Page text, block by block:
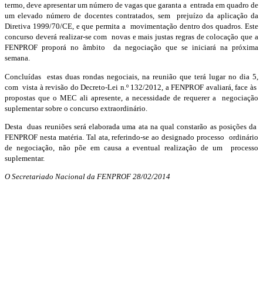
termo, deve apresentar um número de vagas que garanta a entrada em quadro de
um elevado número de docentes contratados, sem prejuízo da aplicação da
Diretiva 1999/70/CE, e que permita a movimentação dentro dos quadros. Este
concurso deverá realizar-se com novas e mais justas regras de colocação que a
FENPROF proporá no âmbito da negociação que se iniciará na próxima
semana.
Concluídas estas duas rondas negociais, na reunião que terá lugar no dia 5,
com vista à revisão do Decreto-Lei n.º 132/2012, a FENPROF avaliará, face às
propostas que o MEC ali apresente, a necessidade de requerer a negociação
suplementar sobre o concurso extraordinário.
Desta duas reuniões será elaborada uma ata na qual constarão as posições da
FENPROF nesta matéria. Tal ata, referindo-se ao designado processo ordinário
de negociação, não põe em causa a eventual realização de um processo
suplementar.
O Secretariado Nacional da FENPROF 28/02/2014